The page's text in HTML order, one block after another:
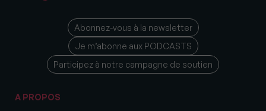
Abonnez-vous à la newsletter
Je m’abonne aux PODCASTS
Participez à notre campagne de soutien
A PROPOS